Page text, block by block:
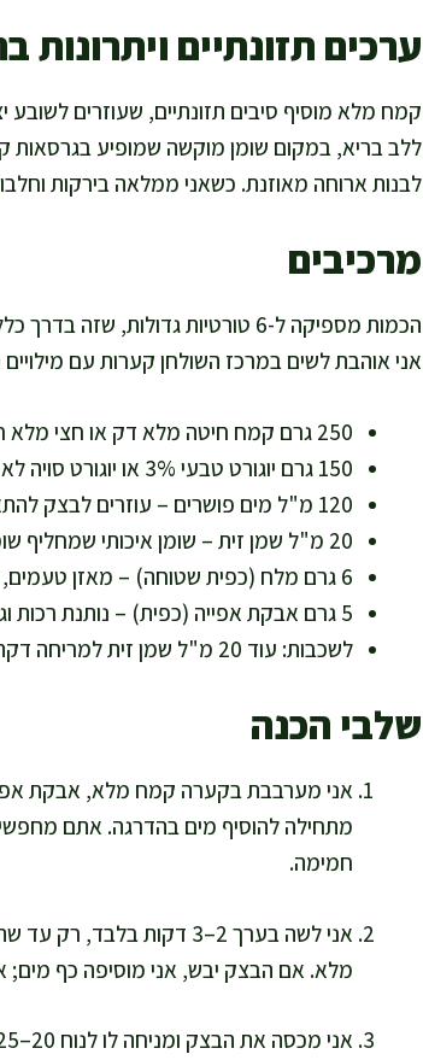
ערכים תזונתיים ויתרונות
קמח מלא מוסיף סיבים תזונתיים, שעוזרים לשובע
ללב בריא, במקום שומן מוקשה שמופיע בגרסאות
לבנות ארוחה מאוזנת. כשאני ממלאה בירקות
מרכיבים
הכמות מספיקה ל-6 טורטיות
אני אוהבת לשים במרכז השולחן קערות עם
250 גרם קמח חיטה מלא דק או חצי מלא חצי לבן – עשיר בסיבים ומינרלים
150 גרם יוגורט טבעי 3% או יוגורט סויה לא ממותק – מוסיף חלבון ומרקם רך
120 מ"ל מים פושרים – עוזרים לבצק להתאחד בלי לעבוד קשה
20 מ"ל שמן זית – שומן איכותי שמחליף שומן מעובד
6 גרם מלח (כפית שטוחה) – מאזן טעמים, לא להגזים
5 גרם אבקת אפייה (כפית) – נותנת רכות וגמישות
לשכבות: עוד 20 מ"ל שמן זית למריחה דקה – שכבות עדינות בלי הצפה בשמן
שלבי הכנה
אני מערבבת בקערה קמח מלא, אבקת אפייה
מתחילה להוסיף מים בהדרגה. אתם
חמימה.
אני לשה בערך 2–3 דקות
מלא. אם הבצק יבש, אני מוסיפה כף מים;